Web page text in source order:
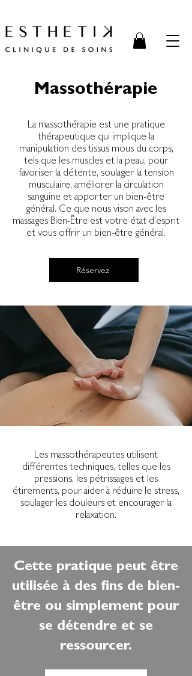
Massothérapie
La massothérapie est une pratique
thérapeutique qui implique la
manipulation des tissus mous du corps,
tels que les muscles et la peau, pour
favoriser la détente, soulager la tension
musculaire, améliorer la circulation
sanguine et apporter un bien-être
général. Ce que nous vison avec les
massages Bien-Être est votre état d'esprit
et vous offrir un bien-être général.
Réservez
Les massothérapeutes utilisent
différentes techniques, telles que les
pressions, les pétrissages et les
étirements, pour aider à réduire le stress,
soulager les douleurs et encourager la
relaxation.
Cette pratique peut être
utilisée à des fins de bien-
être ou simplement pour
se détendre et se
ressourcer.